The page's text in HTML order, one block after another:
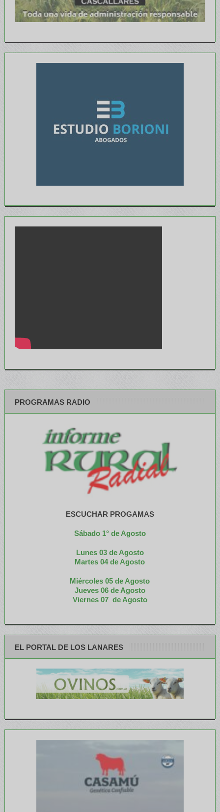
PROGRAMAS RADIO
ESCUCHAR PROGAMAS
Sábado 1° de Agosto
Lunes 03 de Agosto
Martes 04 de Agosto
Miércoles 05 de Agosto
Jueves 06 de Agosto
Viernes 07 de Agosto
EL PORTAL DE LOS LANARES